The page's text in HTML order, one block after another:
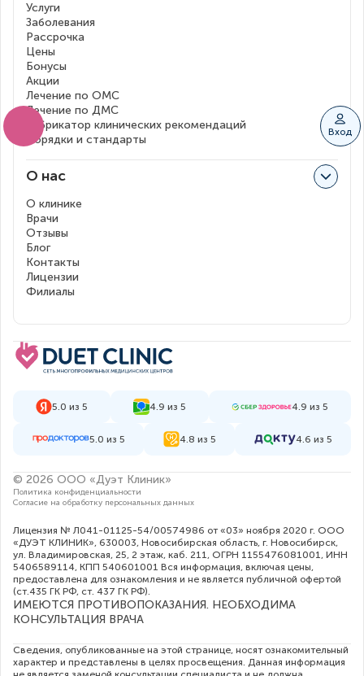
Вход
Услуги
Заболевания
Рассрочка
Цены
Бонусы
Акции
Лечение по ОМС
Лечение по ДМС
Рубрикатор клинических рекомендаций
Порядки и стандарты
О нас
О клинике
Врачи
Отзывы
Блог
Контакты
Лицензии
Филиалы
5.0 из 5 4.9 из 5 4.9 из 5
5.0 из 5 4.8 из 5 4.6 из 5
© 2026 ООО «Дуэт Клиник»
Политика конфиденциальности
Согласие на обработку персональных данных
Лицензия № Л041-01125-54/00574986 от «03» ноября 2020 г. ООО
«ДУЭТ КЛИНИК», 630003, Новосибирская область, г. Новосибирск,
ул. Владимировская, 25, 2 этаж, каб. 211, ОГРН 1155476081001, ИНН
5406589114, КПП 540601001 Вся информация, включая цены,
предоставлена для ознакомления и не является публичной офертой
(ст.435 ГК РФ, cт. 437 ГК РФ).
ИМЕЮТСЯ ПРОТИВОПОКАЗАНИЯ. НЕОБХОДИМА
КОНСУЛЬТАЦИЯ ВРАЧА
Сведения, опубликованные на этой странице, носят ознакомительный
характер и представлены в целях просвещения. Данная информация